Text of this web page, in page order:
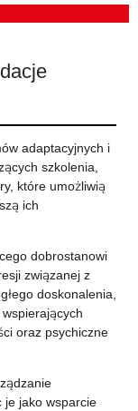
adaptacyjnych i
szkolenia,
które umożliwią
ich
dobrostanowi
związanej z
doskonalenia,
oraz psychiczne
je jako wsparcie